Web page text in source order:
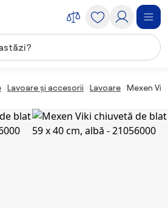
Lavoare și accesorii Lavoare Mexen